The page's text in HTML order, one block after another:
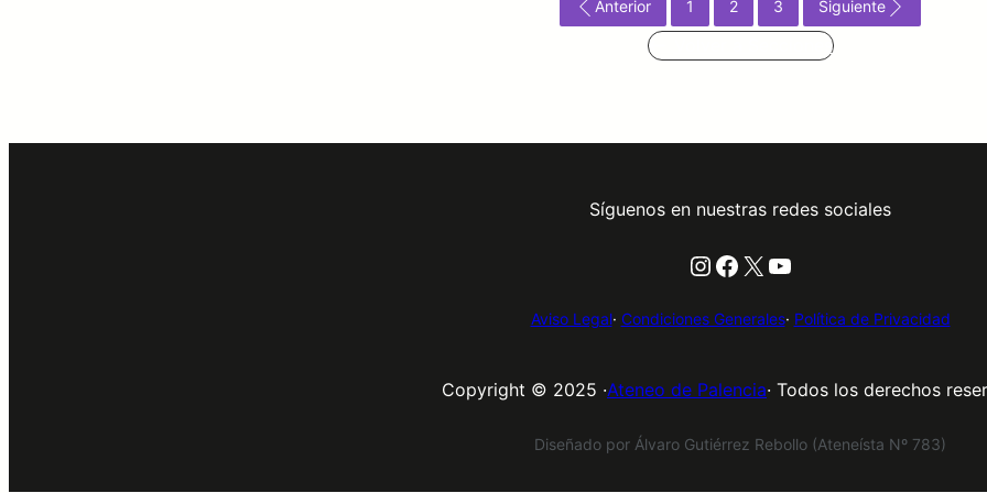
Anterior 1 2 3 Siguiente
Volver a Secciones
Síguenos en nuestras redes sociales
Instagram
Facebook
X YouTube
Aviso Legal· Condiciones Generales· Política de Privacidad
Copyright © 2025 ·Ateneo de Palencia· Todos los derechos
Diseñado por Álvaro Gutiérrez Rebollo (Ateneísta Nº 783)